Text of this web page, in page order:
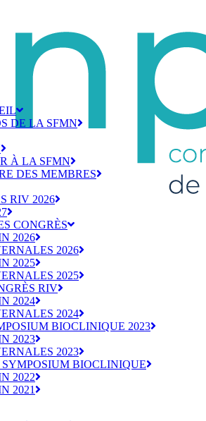
DE LA SFMN
À LA SFMN
DES MEMBRES
RIV 2026
CONGRÈS
2026
2026
2025
2025
RIV
2024
2024
BIOCLINIQUE 2023
2023
2023
SYMPOSIUM BIOCLINIQUE
2022
2021